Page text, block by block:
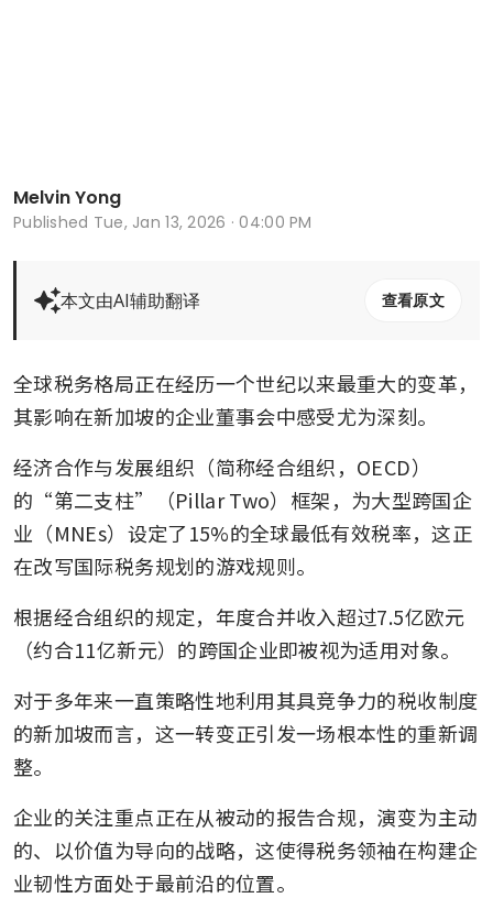
Melvin Yong
Published Tue, Jan 13, 2026 · 04:00 PM
本文由AI辅助翻译 查看原文
全球税务格局正在经历一个世纪以来最重大的变革，
其影响在新加坡的企业董事会中感受尤为深刻。
经济合作与发展组织（简称经合组织，OECD）
的“第二支柱”（Pillar Two）框架，为大型跨国企
业（MNEs）设定了15%的全球最低有效税率，这正
在改写国际税务规划的游戏规则。
根据经合组织的规定，年度合并收入超过7.5亿欧元
（约合11亿新元）的跨国企业即被视为适用对象。
对于多年来一直策略性地利用其具竞争力的税收制度
的新加坡而言，这一转变正引发一场根本性的重新调
整。
企业的关注重点正在从被动的报告合规，演变为主动
的、以价值为导向的战略，这使得税务领袖在构建企
业韧性方面处于最前沿的位置。